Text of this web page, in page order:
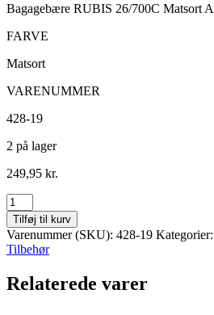
Bagagebære RUBIS 26/700C Matsort
FARVE
Matsort
VARENUMMER
428-19
2 på lager
249,95 kr.
BAGAGEBÆRE
RUBIS
26/700C
antal
Tilføj til kurv
Varenummer (SKU): 428-19 Kategorier:
Tilbehør
Relaterede varer